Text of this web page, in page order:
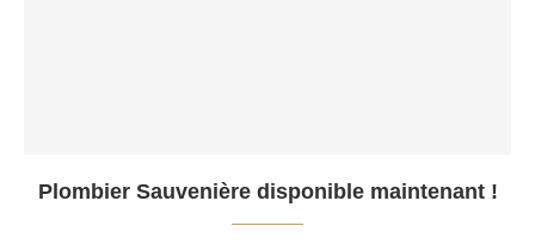
Plombier Sauvenière disponible maintenant !